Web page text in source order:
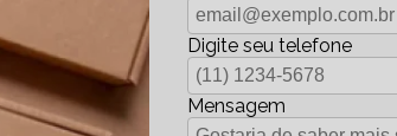
Digite seu telefone
Mensagem